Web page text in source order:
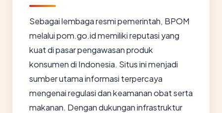
Sebagai lembaga resmi pemerintah, BPOM
melalui pom.go.id memiliki reputasi yang
kuat di pasar pengawasan produk
konsumen di Indonesia. Situs ini menjadi
sumber utama informasi terpercaya
mengenai regulasi dan keamanan obat serta
makanan. Dengan dukungan infrastruktur